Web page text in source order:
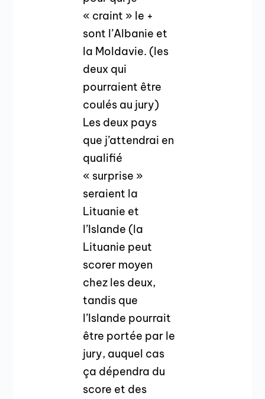
« craint » le +
sont l’Albanie et
la Moldavie. (les
deux qui
pourraient être
coulés au jury)
Les deux pays
que j’attendrai en
qualifié
« surprise »
seraient la
Lituanie et
l’Islande (la
Lituanie peut
scorer moyen
chez les deux,
tandis que
l’Islande pourrait
être portée par le
jury, auquel cas
ça dépendra du
score et des